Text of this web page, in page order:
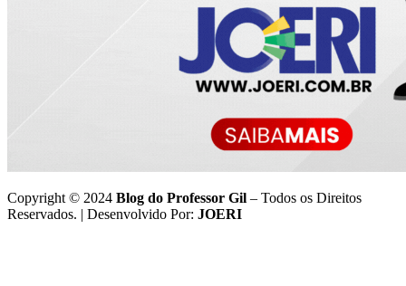
Copyright © 2024 Blog do Professor Gil – Todos os Direitos
Reservados. | Desenvolvido Por: JOERI